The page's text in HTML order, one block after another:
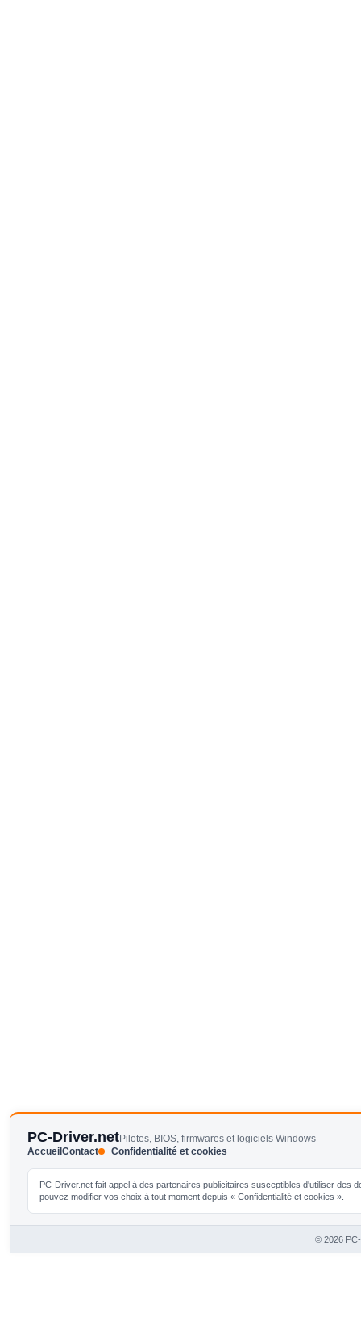
PC-Driver.netPilotes, BIOS, firmwares et logiciels Windows
AccueilContact Confidentialité et cookies
PC-Driver.net fait appel à des partenaires publicitaires susceptibles d'utiliser
pouvez modifier vos choix à tout moment depuis « Confidentialité et cookies ».
© 2026